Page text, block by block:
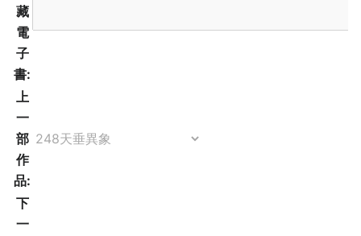
藏
電
子
書:
上
一
部
作
品:
下
一